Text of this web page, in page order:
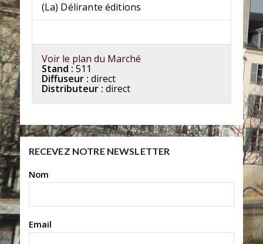
(La) Délirante éditions
Voir le plan du Marché
Stand : 511
Diffuseur : direct
Distributeur : direct
RECEVEZ NOTRE NEWSLETTER
Nom
Email